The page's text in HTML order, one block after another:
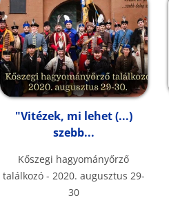
"Vitézek, mi lehet (...)
szebb...
Kőszegi hagyományőrző
találkozó - 2020. augusztus 29-
30